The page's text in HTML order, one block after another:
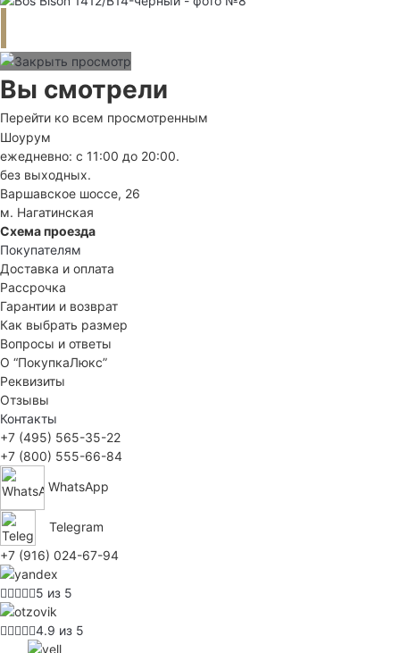
Вы смотрели
Перейти ко всем просмотренным
Шоурум
ежедневно: с 11:00 до 20:00.
без выходных.
Варшавское шоссе, 26
м. Нагатинская
Схема проезда
Покупателям
Доставка и оплата
Рассрочка
Гарантии и возврат
Как выбрать размер
Вопросы и ответы
О “ПокупкаЛюкс”
Реквизиты
Отзывы
Контакты
+7 (495) 565-35-22
+7 (800) 555-66-84
WhatsApp
Telegram
+7 (916) 024-67-94
5 из 5
4.9 из 5